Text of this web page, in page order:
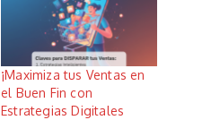
¡Maximiza tus Ventas en
el Buen Fin con
Estrategias Digitales